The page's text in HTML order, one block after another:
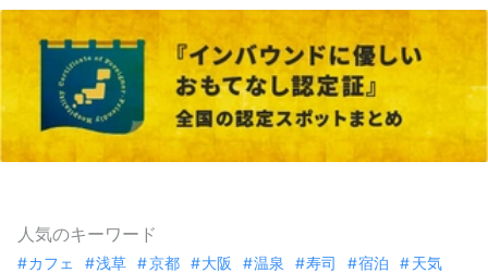
人気のキーワード
カフェ 浅草 京都 大阪 温泉 寿司 宿泊
天気